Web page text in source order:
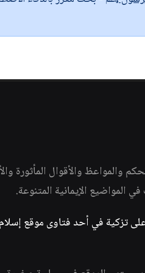
والمواعظ والأقوال المأثورة
في المواضيع الإيمانية المتنوعة.
تزكية في أحد فتاوى موقع